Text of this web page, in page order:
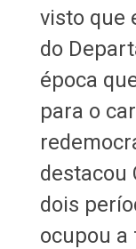
visto que
do
época
para o
destacou
dois
ocupou a